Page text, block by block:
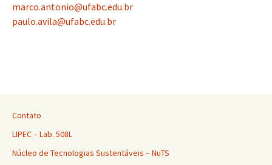
marco.antonio@ufabc.edu.br
paulo.avila@ufabc.edu.br
Contato
LIPEC – Lab. 508L
Núcleo de Tecnologias Sustentáveis – NuTS